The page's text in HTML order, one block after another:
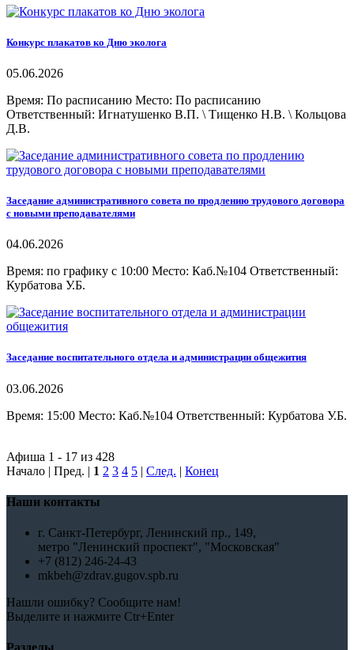
Конкурс плакатов ко Дню эколога
05.06.2026
Время: По расписанию Место: По расписанию
Ответственный: Игнатушенко В.П. \ Тищенко Н.В. \ Кольцова
Д.В.
Заседание административного совета по продлению трудового договора
с новыми преподавателями
04.06.2026
Время: по графику с 10:00 Место: Каб.№104 Ответственный:
Курбатова У.Б.
Заседание воспитательного отдела и администрации общежития
03.06.2026
Время: 15:00 Место: Каб.№104 Ответственный: Курбатова У.Б.
Афиша 1 - 17 из 428
Начало | Пред. | 1 2 3 4 5 | След. | Конец
Наши контакты
г. Санкт-Петербург, Ленинский пр., 149,
метро "Ленинский проспект", "Московская"
+7 (812) 246-24-43
mkbeh@zdrav.gugov.spb.ru
Нашли ошибку? Сообщите нам!
Выделите и нажмите Ctr+Enter